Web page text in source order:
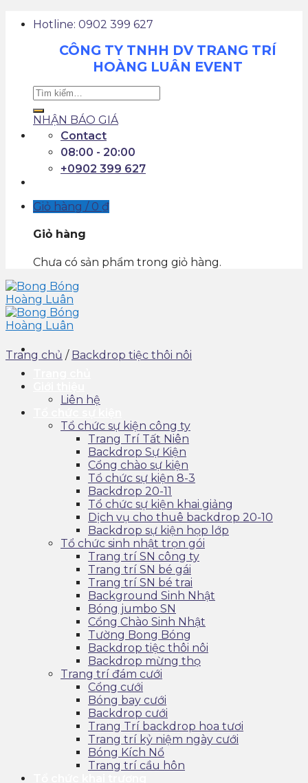
Hotline: 0902 399 627
CÔNG TY TNHH DV TRANG TRÍ
HOÀNG LUÂN EVENT
Tìm
kiếm:
NHẬN BÁO GIÁ
Contact
08:00 - 20:00
+0902 399 627
Giỏ hàng / 0 ₫
Giỏ hàng
Chưa có sản phẩm trong giỏ hàng.
Liên hệ
Tổ chức sự kiện công ty
Trang Trí Tất Niên
Backdrop Sự Kiện
Cổng chào sự kiện
Tổ chức sự kiện 8-3
Backdrop 20-11
Tổ chức sự kiện khai giảng
Dịch vụ cho thuê backdrop 20-10
Backdrop sự kiện họp lớp
Tổ chức sinh nhật trọn gói
Trang trí SN công ty
Trang trí SN bé gái
Trang trí SN bé trai
Background Sinh Nhật
Bóng jumbo SN
Cổng Chào Sinh Nhật
Tường Bong Bóng
Backdrop tiệc thôi nôi
Backdrop mừng thọ
Trang trí đám cưới
Cổng cưới
Bóng bay cưới
Backdrop cưới
Trang Trí backdrop hoa tươi
Trang trí kỷ niệm ngày cưới
Bóng Kích Nổ
Trang trí cầu hôn
Trang chủ / Backdrop tiệc thôi nôi